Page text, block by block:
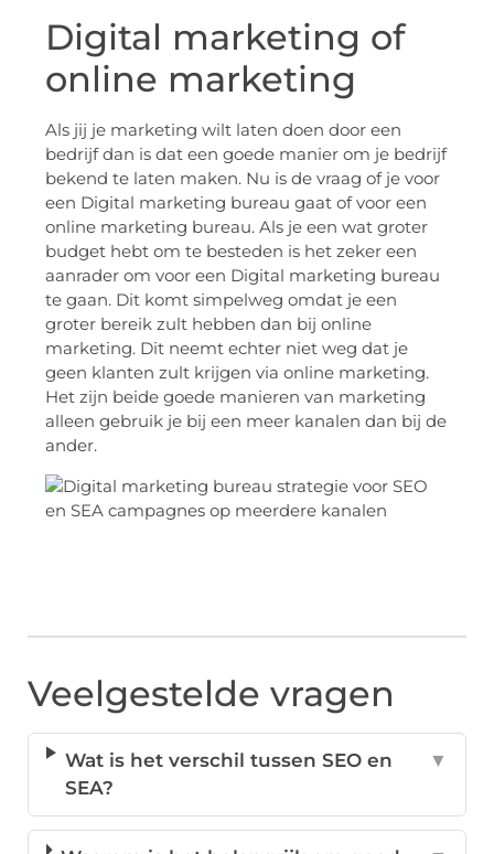
Digital marketing of
online marketing
Als jij je marketing wilt laten doen door een
bedrijf dan is dat een goede manier om je bedrijf
bekend te laten maken. Nu is de vraag of je voor
een Digital marketing bureau gaat of voor een
online marketing bureau. Als je een wat groter
budget hebt om te besteden is het zeker een
aanrader om voor een Digital marketing bureau
te gaan. Dit komt simpelweg omdat je een
groter bereik zult hebben dan bij online
marketing. Dit neemt echter niet weg dat je
geen klanten zult krijgen via online marketing.
Het zijn beide goede manieren van marketing
alleen gebruik je bij een meer kanalen dan bij de
ander.
Veelgestelde vragen
Wat is het verschil tussen SEO en
SEA?
▼